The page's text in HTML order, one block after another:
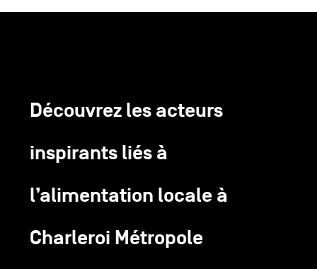
Découvrez les acteurs
inspirants liés à
l’alimentation locale à
Charleroi Métropole